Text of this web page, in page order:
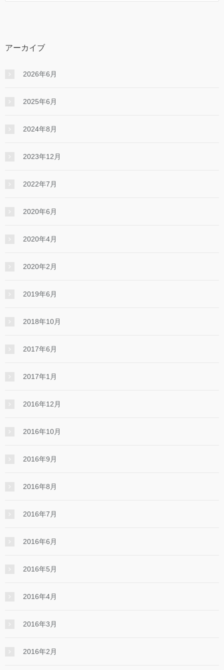
アーカイブ
2026年6月
2025年6月
2024年8月
2023年12月
2022年7月
2020年6月
2020年4月
2020年2月
2019年6月
2018年10月
2017年6月
2017年1月
2016年12月
2016年10月
2016年9月
2016年8月
2016年7月
2016年6月
2016年5月
2016年4月
2016年3月
2016年2月